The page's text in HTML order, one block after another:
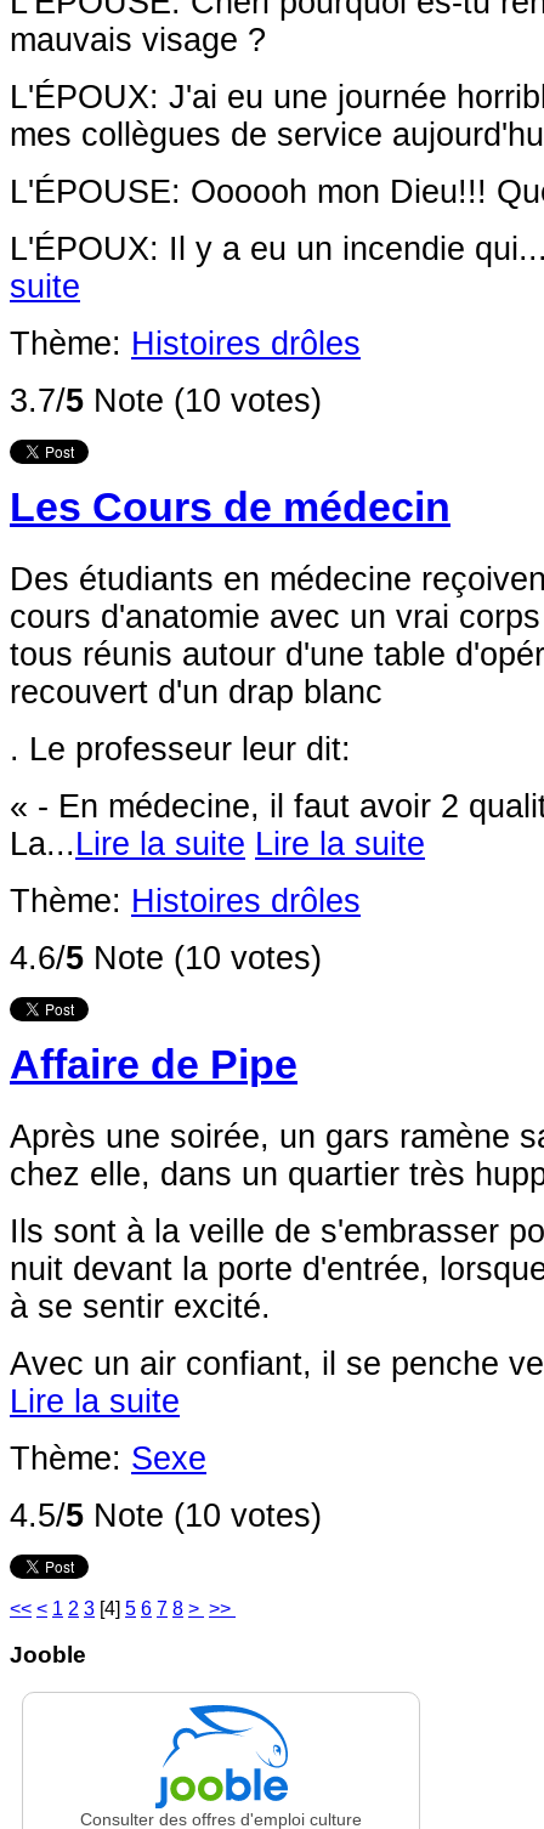
mauvais visage ?
L'ÉPOUX: J'ai eu une journée
mes collègues de service
L'ÉPOUSE: Oooooh mon Dieu!!!
L'ÉPOUX: Il y a eu un incendie
suite
Thème: Histoires drôles
3.7/5 Note (10 votes)
Les Cours de médecin
Des étudiants en médecine
cours d'anatomie avec un vrai
tous réunis autour d'une table
recouvert d'un drap blanc
. Le professeur leur dit:
« - En médecine, il faut avoir 2
La...Lire la suite Lire la suite
Thème: Histoires drôles
4.6/5 Note (10 votes)
Affaire de Pipe
Après une soirée, un gars ramène
chez elle, dans un quartier très
Ils sont à la veille de s'embrasser
nuit devant la porte d'entrée,
à se sentir excité.
Avec un air confiant, il se penche
Lire la suite
Thème: Sexe
4.5/5 Note (10 votes)
<< < 1 2 3 [4] 5 6 7 8 > >>
Jooble
Consulter des offres d'emploi culture